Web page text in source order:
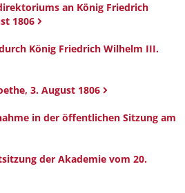
an König Friedrich
1806
König Friedrich Wilhelm III.
3. August 1806
in der öffentlichen Sitzung am
der Akademie vom 20.